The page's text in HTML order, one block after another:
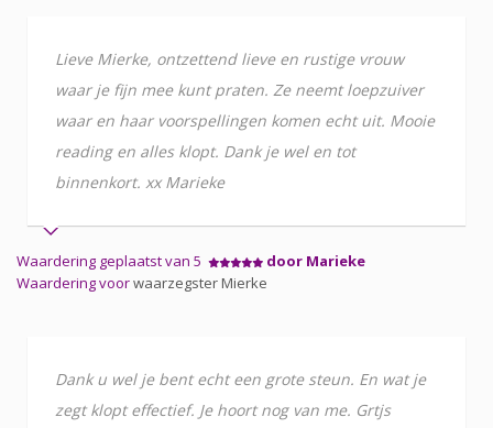
Lieve Mierke, ontzettend lieve en rustige vrouw
waar je fijn mee kunt praten. Ze neemt loepzuiver
waar en haar voorspellingen komen echt uit. Mooie
reading en alles klopt. Dank je wel en tot
binnenkort. xx Marieke
Waardering geplaatst van 5
door Marieke
Waardering voorwaarzegster Mierke
Dank u wel je bent echt een grote steun. En wat je
zegt klopt effectief. Je hoort nog van me. Grtjs